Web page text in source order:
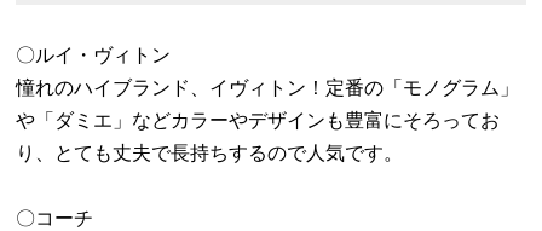
〇ルイ・ヴィトン
憧れのハイブランド、イヴィトン！定番の「モノグラム」
や「ダミエ」などカラーやデザインも豊富にそろってお
り、とても丈夫で長持ちするので人気です。
〇コーチ